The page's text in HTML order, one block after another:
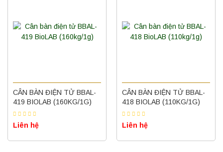
CÂN BÀN ĐIỆN TỬ BBAL-
419 BIOLAB (160KG/1G)
Liên hệ
CÂN BÀN ĐIỆN TỬ BBAL-
418 BIOLAB (110KG/1G)
Liên hệ